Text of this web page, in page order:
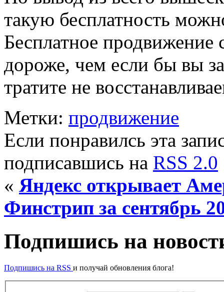
такую бесплатность
Бесплатное продвижение
дороже, чем если бы вы
тратите не
Метки: продвижение
Если понравилсь эта
подписавшись на RSS 2.0
« Яндекс открывает
Финстрип за сентябрь
Подпишись на
Подпишись на RSS и получай обновления блога!